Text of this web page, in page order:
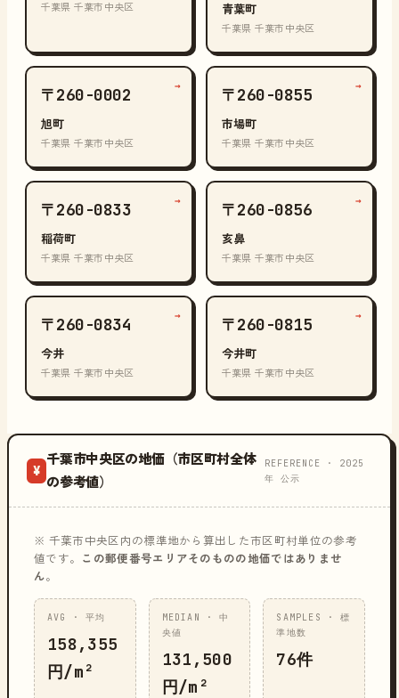
千葉県 千葉市中央区 青葉町
千葉県 千葉市中央区
〒260-0002
旭町
千葉県 千葉市中央区
→ 〒260-0855
市場町
千葉県 千葉市中央区
→
〒260-0833
稲荷町
千葉県 千葉市中央区
→ 〒260-0856
亥鼻
千葉県 千葉市中央区
→
〒260-0834
今井
千葉県 千葉市中央区
→ 〒260-0815
今井町
千葉県 千葉市中央区
→
¥
千葉市中央区の地価（市区町村全体
の参考値）
REFERENCE · 2025
年 公示
※ 千葉市中央区内の標準地から算出した市区町村単位の参考
値です。
この郵便番号エリアそのものの地価ではありませ
ん。
AVG · 平均
158,355
円/m²
MEDIAN · 中
央値
131,500
円/m²
SAMPLES · 標
準地数
76件